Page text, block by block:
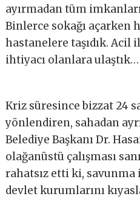
ayırmadan tüm
Binlerce sokağı açarken
hastanelere taşıdık. Acil
ihtiyacı olanlara ulaştık…
Kriz süresince bizzat 24
yönlendiren, sahadan
Belediye Başkanı Dr.
olağanüstü çalışması
rahatsız etti ki,
devlet kurumlarını